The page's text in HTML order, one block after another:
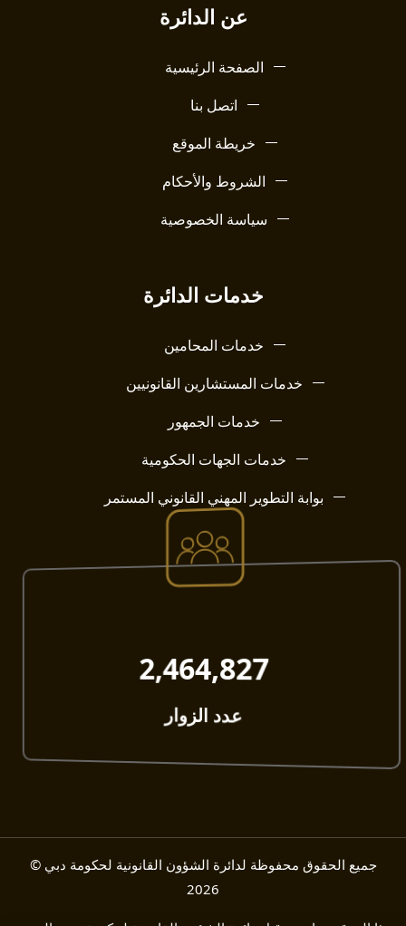
عن الدائرة
الصفحة الرئيسية
اتصل بنا
خريطة الموقع
الشروط والأحكام
سياسة الخصوصية
خدمات الدائرة
خدمات المحامين
خدمات المستشارين القانونيين
خدمات الجمهور
خدمات الجهات الحكومية
بوابة التطوير المهني القانوني المستمر
2,464,827​
عدد الزوار
جميع الحقوق محفوظة لدائرة الشؤون القانونية لحكومة دبي ©
2026​